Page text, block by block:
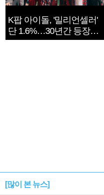
K팝 아이돌, '밀리언셀러'
단 1.6%…30년간 등장
1182개팀 전수조사
[많이 본 뉴스]